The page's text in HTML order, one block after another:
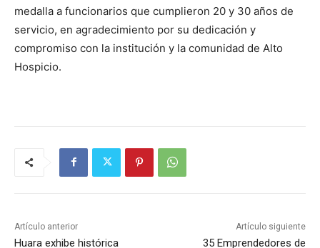
medalla a funcionarios que cumplieron 20 y 30 años de
servicio, en agradecimiento por su dedicación y
compromiso con la institución y la comunidad de Alto
Hospicio.
Artículo anterior
Huara exhibe histórica
Artículo siguiente
35 Emprendedores de